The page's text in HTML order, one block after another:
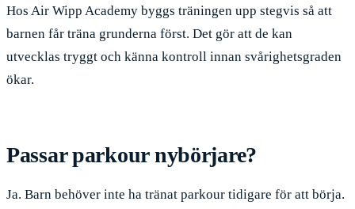
Hos Air Wipp Academy byggs träningen upp stegvis så att
barnen får träna grunderna först. Det gör att de kan
utvecklas tryggt och känna kontroll innan svårighetsgraden
ökar.
Passar parkour nybörjare?
Ja. Barn behöver inte ha tränat parkour tidigare för att börja.